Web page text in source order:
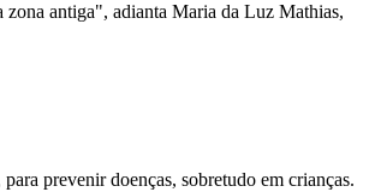
zona antiga", adianta Maria da Luz Mathias,
prevenir doenças, sobretudo em crianças.